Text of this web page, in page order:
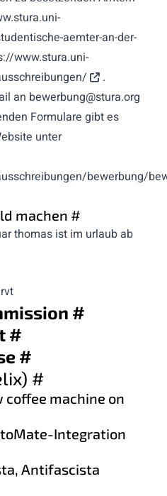
aemter-an-der-
www.stura.uni-
.
an bewerbung@stura.org
Formulare gibt es
unter
bewerbung/
machen #
thomas ist im urlaub ab
#
#
#
#
coffee machine on
Integration
Antifascista